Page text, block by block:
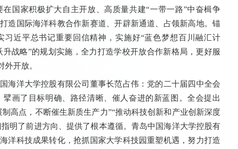
国家积极扩大自主开放、高质量共建“一带一路”中奋楫争
造国际海洋科教合作新赛道、开辟新通道、占领新高地。锚
习近平总书记重要回信精神，实施好“蓝色梦想百川融汇计
战略”的规划实施，全力打造学校开放合作新格局，更好服
开放。
洋大学控股有限公司董事长范占伟：党的二十届四中全会
画了目标明确、路径清晰、催人奋进的新蓝图。全会提出
高点，不断催生新质生产力”“推动科技创新和产业创新深度
明了前进方向、提供了根本遵循。青岛中国海洋大学控股有
洋科技成果转化，抢抓国家大学科技园重塑机遇，努力打造